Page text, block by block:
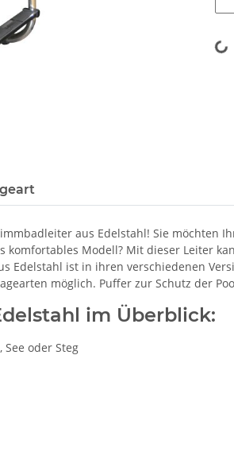
Loading...
aus Edelstahl! Sie möchten
Modell? Mit dieser Leiter
Edelstahl ist in ihren verschiedenen
möglich. Puffer zur Schutz der
im Überblick:
oder Steg